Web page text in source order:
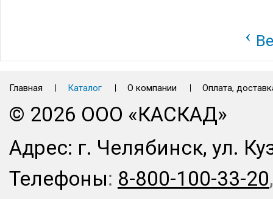
‹
Главная Каталог О компании Оплата,
© 2026 ООО «КАСКАД»
Адрес: г. Челябинск, ул.
Телефоны: 8-800-100-33-20